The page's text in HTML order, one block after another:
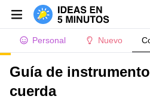
Personal Nuevo
Guía de
cuerda